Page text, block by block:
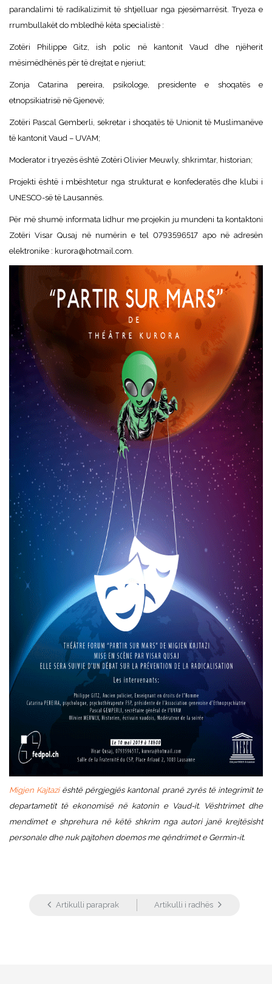
parandalimi të radikalizimit të shtjelluar nga pjesëmarrësit. Tryeza e
rrumbullakët do mbledhë këta specialistë :
Zotëri Philippe Gitz, ish polic në kantonit Vaud dhe njëherit
mësimëdhënës për të drejtat e njeriut;
Zonja Catarina pereira, psikologe, presidente e shoqatës e
etnopsikiatrisë në Gjenevë;
Zotëri Pascal Gemberli, sekretar i shoqatës të Unionit të Muslimanëve
të kantonit Vaud – UVAM;
Moderator i tryezës është Zotëri Olivier Meuwly, shkrimtar, historian;
Projekti është i mbështetur nga strukturat e konfederatës dhe klubi i
UNESCO-së të Lausannës.
Për më shumë informata lidhur me projekin ju mundeni ta kontaktoni
Zotëri Visar Qusaj në numërin e tel 0793596517 apo në adresën
elektronike : kurora@hotmail.com
Migjen Kajtazi është përgjegjës kantonal pranë zyrës të integrimit te
departametit të ekonomisë në katonin e Vaud-it. Vështrimet dhe
mendimet e shprehura në këtë shkrim nga autori janë krejtësisht
personale dhe nuk pajtohen doemos me qëndrimet e Germin-it.
Artikulli paraprak Artikulli i radhës